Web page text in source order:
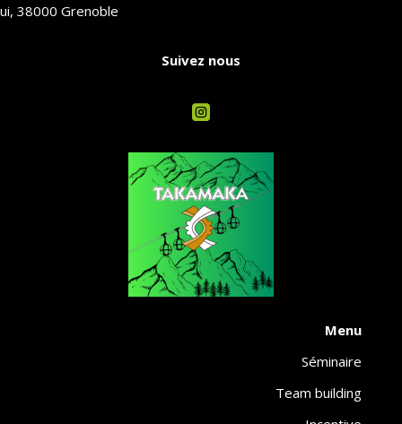
38000 Grenoble
Suivez nous

Menu
Séminaire
Team building